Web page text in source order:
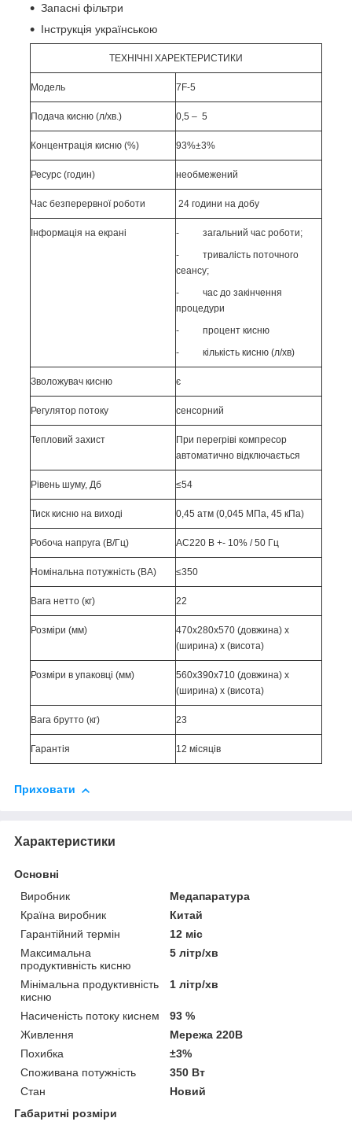
Запасні фільтри
Інструкція українською
ТЕХНІЧНІ ХАРЕКТЕРИСТИКИ
Модель 7F-5
Подача кисню (л/хв.) 0,5 – 5
Концентрація кисню (%) 93%±3%
Ресурс (годин) необмежений
Час безперервної роботи 24 години на добу
Інформація на екрані
- загальний час роботи;
- тривалість поточного
сеансу;
- час до закінчення
процедури
- процент кисню
- кількість кисню (л/хв)
Зволожувач кисню є
Регулятор потоку сенсорний
Тепловий захист
При перегріві компресор
автоматично відключається
Рівень шуму, Дб ≤54
Тиск кисню на виході 0,45 атм (0,045 МПа, 45 кПа)
Робоча напруга (В/Гц) АС220 В +- 10% / 50 Гц
Номінальна потужність (ВА) ≤350
Вага нетто (кг) 22
Розміри (мм) 470х280х570 (довжина) х
(ширина) х (висота)
Розміри в упаковці (мм) 560х390х710 (довжина) х
(ширина) х (висота)
Вага брутто (кг) 23
Гарантія 12 місяців
Приховати
Характеристики
Основні
Виробник
Медапаратура
Країна виробник
Китай
Гарантійний термін
12 міс
Максимальна
продуктивність кисню
5 літр/хв
Мінімальна продуктивність
кисню
1 літр/хв
Насиченість потоку киснем
93 %
Живлення
Мережа 220В
Похибка
±3%
Споживана потужність
350 Вт
Стан
Новий
Габаритні розміри